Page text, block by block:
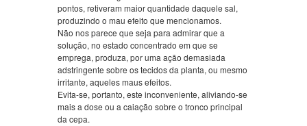
pontos, retiveram maior quantidade daquele sal,
produzindo o mau efeito que mencionamos.
Não nos parece que seja para admirar que a
solução, no estado concentrado em que se
emprega, produza, por uma ação demasiada
adstringente sobre os tecidos da planta, ou mesmo
irritante, aqueles maus efeitos.
Evita-se, portanto, este inconveniente, aliviando-se
mais a dose ou a caiação sobre o tronco principal
da cepa.